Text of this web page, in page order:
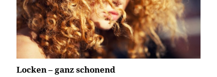
Locken – ganz schonend